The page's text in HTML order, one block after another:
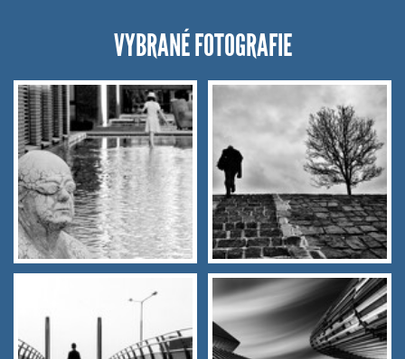
VYBRANÉ FOTOGRAFIE